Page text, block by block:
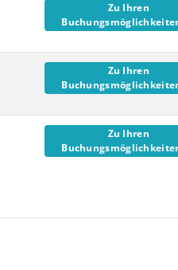
Zu Ihren
Zu Ihren
Zu Ihren